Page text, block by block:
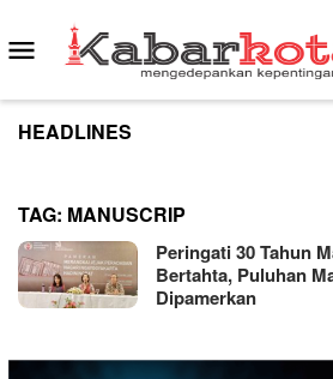
to
content
Mobile
Menu
HEADLINES
TAG: MANUSCRIP
Peringati 30 Tahun
Bertahta, Puluhan
Dipamerkan